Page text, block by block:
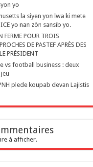
yo
la siyen yon lwa ki mete
yo nan zòn sansib yo.
FERME POUR TROIS
DE PASTEF APRÈS DES
PRÉSIDENT
vs football business : deux
plede koupab devan Lajistis
à afficher.